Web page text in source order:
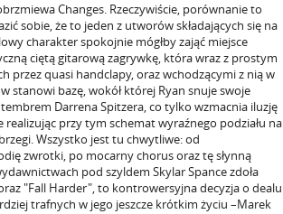
Changes. Rzeczywiście, porównanie to
sobie, że to jeden z utworów składających się na
charakter spokojnie mógłby zająć miejsce
ciętą gitarową zagrywkę, która wraz z prostym
quasi handclapy, oraz wchodzącymi z nią w
bazę, wokół której Ryan snuje swoje
Darrena Spitzera, co tylko wzmacnia iluzję
przy tym schemat wyraźnego podziału na
Wszystko jest tu chwytliwe: od
zwrotki, po mocarny chorus oraz tę słynną
pod szyldem Skylar Spance zdoła
"Fall Harder", to kontrowersyjna decyzja o dealu
trafnych w jego jeszcze krótkim życiu –Marek